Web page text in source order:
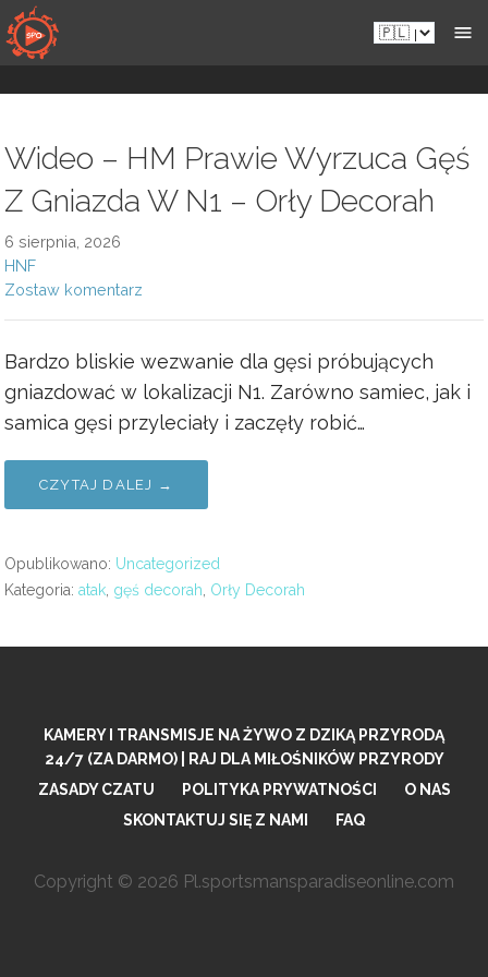
Przejdź
do
zawartości
Pl.sportsmansparadiseonline.com
Wideo – HM Prawie Wyrzuca Gęś
Z Gniazda W N1 – Orły Decorah
6 sierpnia, 2026
HNF
Zostaw komentarz
Bardzo bliskie wezwanie dla gęsi próbujących
gniazdować w lokalizacji N1. Zarówno samiec, jak i
samica gęsi przyleciały i zaczęły robić…
CZYTAJ DALEJ →
Opublikowano: Uncategorized
Kategoria: atak gęś decorah Orły Decorah
KAMERY I TRANSMISJE NA ŻYWO Z DZIKĄ PRZYRODĄ
24/7 (ZA DARMO) | RAJ DLA MIŁOŚNIKÓW PRZYRODY
ZASADY CZATU
POLITYKA PRYWATNOŚCI
O NAS
SKONTAKTUJ SIĘ Z NAMI
FAQ
Copyright © 2026 Pl.sportsmansparadiseonline.com